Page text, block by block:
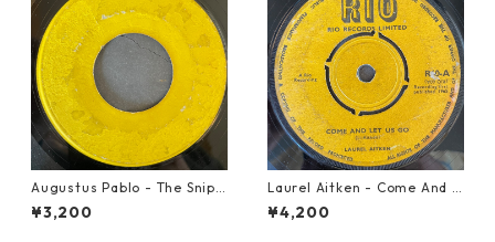
Augustus Pablo - The Snipe
r【7-21945】
¥3,200
Laurel Aitken - Come And L
et Us Go【7-21779】
¥4,200